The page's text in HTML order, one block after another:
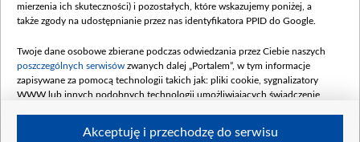
mierzenia ich skuteczności) i pozostałych, które wskazujemy poniżej, a
także zgody na udostępnianie przez nas identyfikatora PPID do Google.
Twoje dane osobowe zbierane podczas odwiedzania przez Ciebie naszych
poszczególnych serwisów zwanych dalej „Portalem”, w tym informacje
zapisywane za pomocą technologii takich jak: pliki cookie, sygnalizatory
WWW lub innych podobnych technologii umożliwiających świadczenie
Akceptuję i przechodzę do serwisu